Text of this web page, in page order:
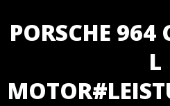
PORSCHE 964
L